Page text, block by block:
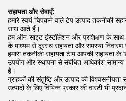
सहायता और सेवाएँ:
हमारे स्वयं चिपकने वाले टेप उत्पाद तकनीकी
साथ आते हैं।
हम ऑन-साइट इंस्टॉलेशन और प्रशिक्षण के
के माध्यम से दूरस्थ सहायता और समस्या निवारण
हमारी तकनीकी सहायता टीम आपकी सहायता
उपयोग और स्थापना से संबंधित अधिकांश
है।
ग्राहकों की संतुष्टि और उत्पाद की
उत्पादों के लिए विभिन्न प्रकार की वारंटी भी